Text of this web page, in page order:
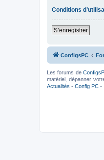
Conditions
S’enregistrer
ConfigsPC
Les forums de
matériel, dépanner
Actualités - Config PC -